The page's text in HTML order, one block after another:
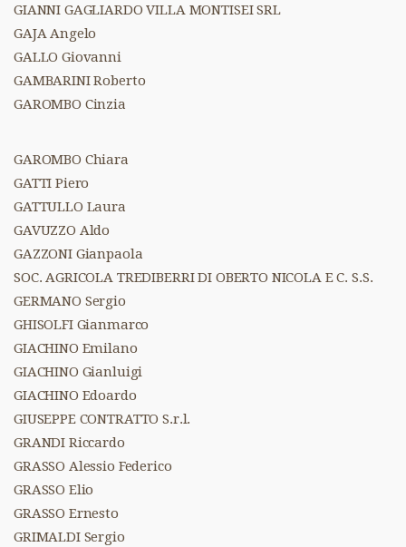
GIANNI GAGLIARDO VILLA MONTISEI SRL
GAJA Angelo
GALLO Giovanni
GAMBARINI Roberto
GAROMBO Cinzia
GAROMBO Chiara
GATTI Piero
GATTULLO Laura
GAVUZZO Aldo
GAZZONI Gianpaola
SOC. AGRICOLA TREDIBERRI DI OBERTO NICOLA E C. S.S.
GERMANO Sergio
GHISOLFI Gianmarco
GIACHINO Emilano
GIACHINO Gianluigi
GIACHINO Edoardo
GIUSEPPE CONTRATTO S.r.l.
GRANDI Riccardo
GRASSO Alessio Federico
GRASSO Elio
GRASSO Ernesto
GRIMALDI Sergio